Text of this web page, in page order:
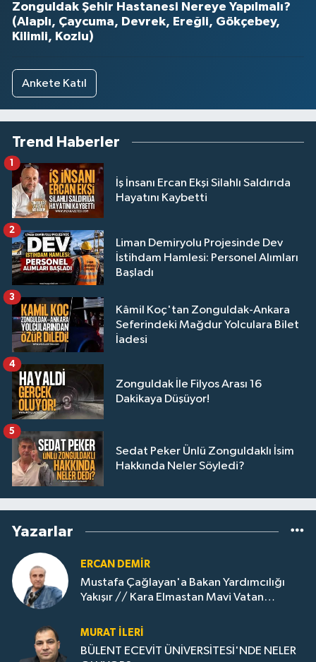
Zonguldak Şehir Hastanesi Nereye Yapılmalı?
(Alaplı, Çaycuma, Devrek, Ereğli, Gökçebey,
Kilimli, Kozlu)
Ankete Katıl
Trend Haberler
İş İnsanı Ercan Ekşi Silahlı Saldırıda
Hayatını Kaybetti
1
Liman Demiryolu Projesinde Dev
İstihdam Hamlesi: Personel Alımları
Başladı
2
Kâmil Koç'tan Zonguldak-Ankara
Seferindeki Mağdur Yolculara Bilet
İadesi
3
Zonguldak İle Filyos Arası 16
Dakikaya Düşüyor!
4
Sedat Peker Ünlü Zonguldaklı İsim
Hakkında Neler Söyledi?
5
Yazarlar
ERCAN DEMIR
Mustafa Çağlayan'a Bakan Yardımcılığı
Yakışır // ​Kara Elmastan Mavi Vatan
MURAT İLERI
BÜLENT ECEVİT ÜNİVERSİTESİ'NDE NELER